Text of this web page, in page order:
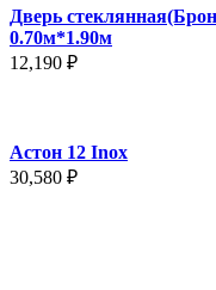
Дверь
0.70м*1.90м
12,190 ₽
Астон 12 Inox
30,580 ₽